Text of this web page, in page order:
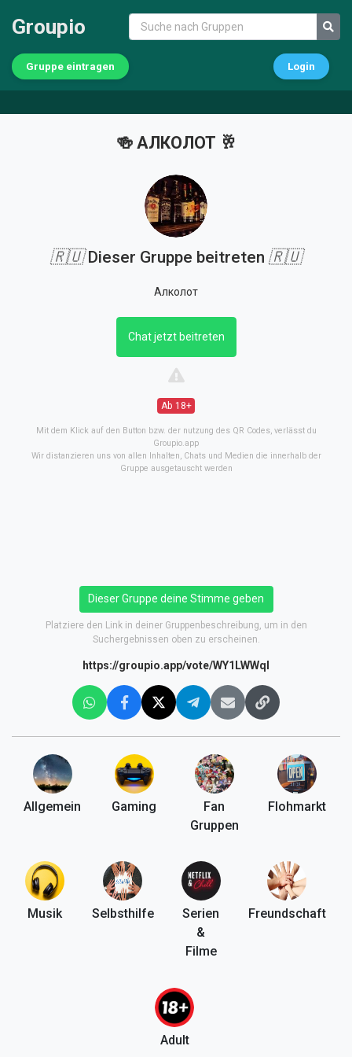
Groupio
Gruppe eintragen Login
🍻 АЛКОЛОТ 🥂
🇷🇺Dieser Gruppe beitreten 🇷🇺
Алколот
Chat jetzt beitreten
Ab 18+
Mit dem Klick auf den Button bzw. der nutzung des QR Codes, verlässt du
Groupio.app
Wir distanzieren uns von allen Inhalten, Chats und Medien die innerhalb der
Gruppe ausgetauscht werden
Dieser Gruppe deine Stimme geben
Platziere den Link in deiner Gruppenbeschreibung, um in den
Suchergebnissen oben zu erscheinen.
https://groupio.app/vote/WY1LWWql
Allgemein Gaming
Fan
Gruppen
Flohmarkt
Musik Selbsthilfe
Serien
&
Filme
Freundschaft
Adult